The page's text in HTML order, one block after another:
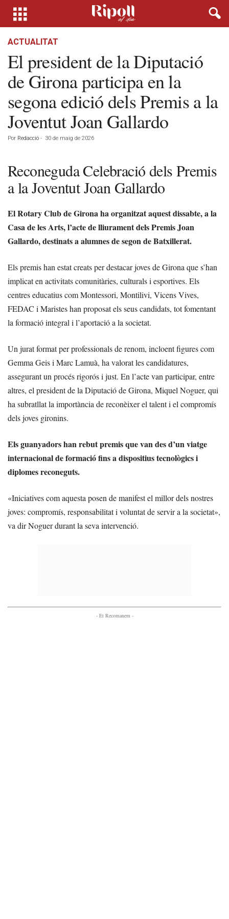
ACTUALITAT
El president de la Diputació
de Girona participa en la
segona edició dels Premis a la
Joventut Joan Gallardo
Por Redacció - 30 de maig de 2026
Reconeguda Celebració dels Premis
a la Joventut Joan Gallardo
El Rotary Club de Girona ha organitzat aquest dissabte, a la
Casa de les Arts, l’acte de lliurament dels Premis Joan
Gallardo, destinats a alumnes de segon de Batxillerat.
Els premis han estat creats per destacar joves de Girona que s’han
implicat en activitats comunitàries, culturals i esportives. Els
centres educatius com Montessori, Montilivi, Vicens Vives,
FEDAC i Maristes han proposat els seus candidats, tot fomentant
la formació integral i l’aportació a la societat.
Un jurat format per professionals de renom, incloent figures com
Gemma Geis i Marc Lamuà, ha valorat les candidatures,
assegurant un procés rigorós i just. En l’acte van participar, entre
altres, el president de la Diputació de Girona, Miquel Noguer, qui
ha subratllat la importància de reconèixer el talent i el compromís
dels joves gironins.
Els guanyadors han rebut premis que van des d’un viatge
internacional de formació fins a dispositius tecnològics i
diplomes reconeguts.
«Iniciatives com aquesta posen de manifest el millor dels nostres
joves: compromís, responsabilitat i voluntat de servir a la societat»,
va dir Noguer durant la seva intervenció.
- Et Recomanem -